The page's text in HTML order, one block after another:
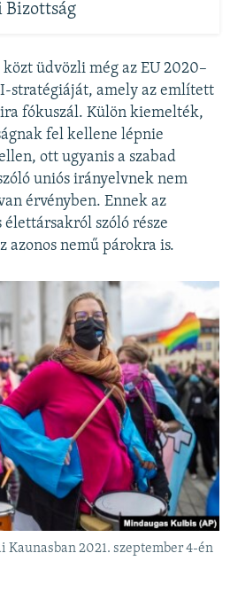
Bizottság
üdvözli még az EU 2020–
stratégiáját, amely az említett
fókuszál. Külön kiemelték,
fel kellene lépnie
ott ugyanis a szabad
uniós irányelvnek nem
érvényben. Ennek az
szóló része
azonos nemű párokra is.
2021. szeptember 4-én